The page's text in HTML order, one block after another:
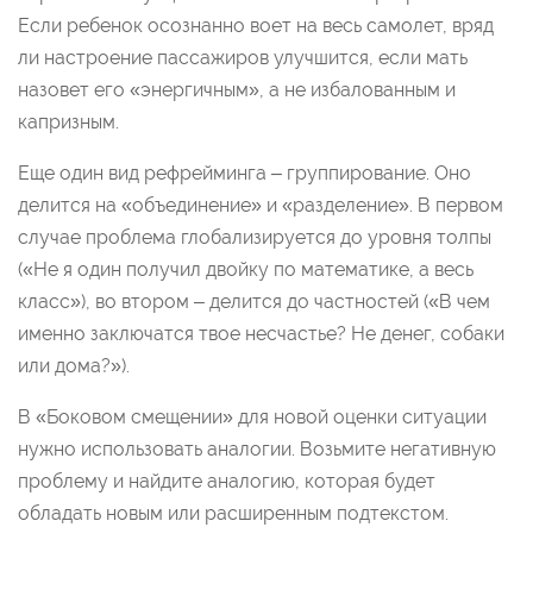
Если ребенок осознанно воет на весь самолет, вряд
ли настроение пассажиров улучшится, если мать
назовет его «энергичным», а не избалованным и
капризным.
Еще один вид рефрейминга – группирование. Оно
делится на «объединение» и «разделение». В первом
случае проблема глобализируется до уровня толпы
(«Не я один получил двойку по математике, а весь
класс»), во втором – делится до частностей («В чем
именно заключатся твое несчастье? Не денег, собаки
или дома?»).
В «Боковом смещении» для новой оценки ситуации
нужно использовать аналогии. Возьмите негативную
проблему и найдите аналогию, которая будет
обладать новым или расширенным подтекстом.